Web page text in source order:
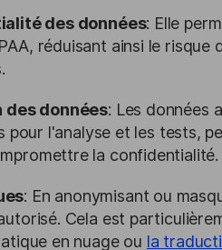
des données: Elle
réduisant ainsi le
données: Les données
pour l'analyse et les tests,
la confidentialité.
: En anonymisant ou
Cela est
en nuage ou la